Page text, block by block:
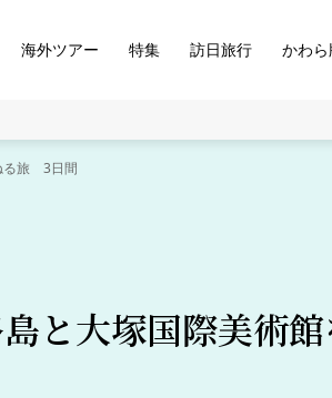
海外ツアー 特集 訪日旅行 かわら
る旅 3日間
と大塚国際美術